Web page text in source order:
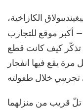
الكازاخية،
أكبر موقع للتجارب
تذكّر كيف كانت قطع
مرة يقع فيها انفجار
تلّ قريب من منزلهما